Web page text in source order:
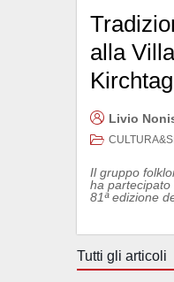
alla
Kirchtag
Livio
Il gruppo
ha partecipato
81ª edizione
Tutti gli articoli